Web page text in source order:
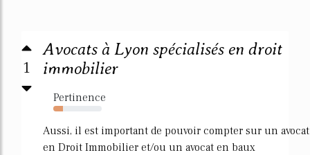
1
Avocats à Lyon spécialisés en droit
immobilier
Pertinence
20%
Aussi, il est important de pouvoir compter sur un avocat
en Droit Immobilier et/ou un avocat en baux